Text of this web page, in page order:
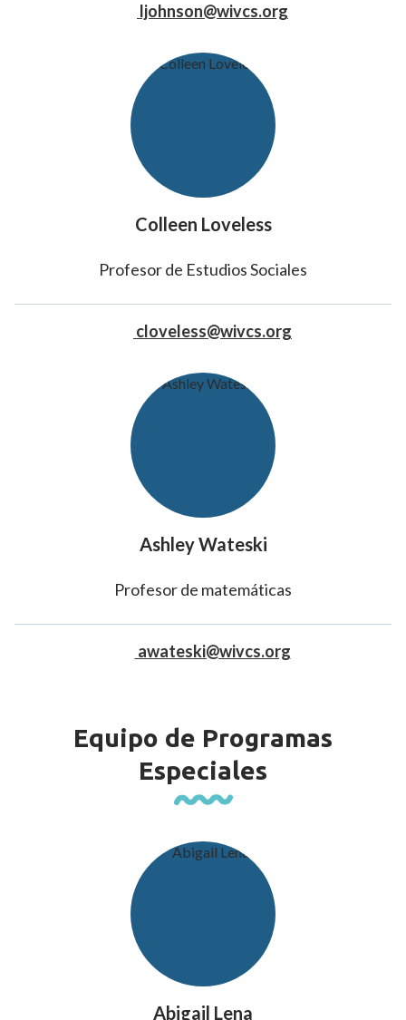
ljohnson@wivcs.org
Colleen Loveless
Profesor de Estudios Sociales
cloveless@wivcs.org
Ashley Wateski
Profesor de matemáticas
awateski@wivcs.org
Equipo de Programas
Especiales
Abigail Lena